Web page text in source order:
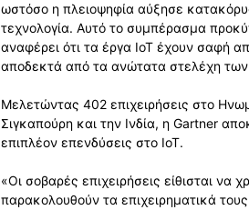
ωστόσο η πλειοψηφία αύξησε
τεχνολογία. Αυτό το συμπέρασμα
αναφέρει ότι τα έργα IoT έχουν σαφή
αποδεκτά από τα ανώτατα στελέχη των
Μελετώντας 402 επιχειρήσεις στο
Σιγκαπούρη και την Ινδία, η Gartner
επιπλέον επενδύσεις στο IoT.
«Οι σοβαρές επιχειρήσεις είθισται να
παρακολουθούν τα επιχειρηματικά